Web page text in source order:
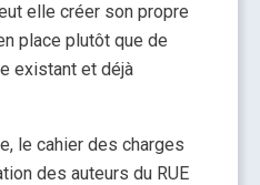
elle créer son propre
place plutôt que de
existant et déjà
le cahier des charges
des auteurs du RUE